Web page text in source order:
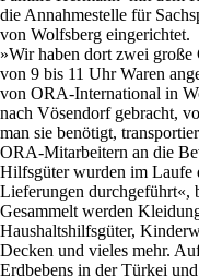
die Annahmestelle für
von Wolfsberg eingerichtet.
»Wir haben dort zwei große
von 9 bis 11 Uhr Waren
von ORA-International in
nach Vösendorf gebracht,
man sie benötigt,
ORA-Mitarbeitern an die
Hilfsgüter wurden im Laufe
Lieferungen durchgeführt«,
Gesammelt werden
Haushaltshilfsgüter,
Decken und vieles mehr.
Erdbebens in der Türkei